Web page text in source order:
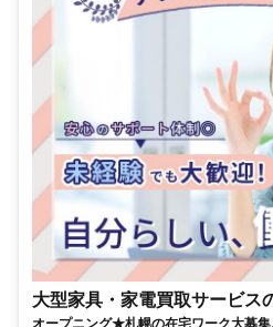
大型家具・家電買取サービス